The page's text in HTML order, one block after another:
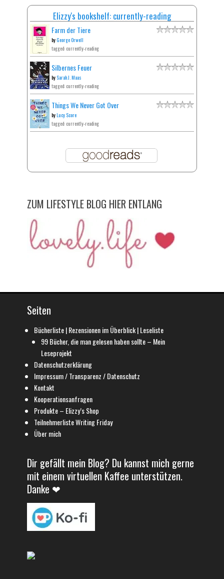
Elizzy's bookshelf: currently-reading
Farm der Tiere
byGeorge Orwell
tagged: currently-reading
Silbernes Feuer
by Sarah J. Maas
tagged: currently-reading
Things We Never Got Over
byLucy Score
tagged: currently-reading
ZUM LIFESTYLE BLOG HIER ENTLANG
Seiten
Bücherliste | Rezensionen im Überblick | Leseliste
99 Bücher, die man gelesen haben sollte – Mein
Leseprojekt
Datenschutzerklärung
Impressum / Transparenz / Datenschutz
Kontakt
Kooperationsanfragen
Produkte – Elizzy’s Shop
Teilnehmerliste Writing Friday
Über mich
Dir gefällt mein Blog? Du kannst mich gerne
mit einem virtuellen Kaffee unterstützen.
Danke ❤